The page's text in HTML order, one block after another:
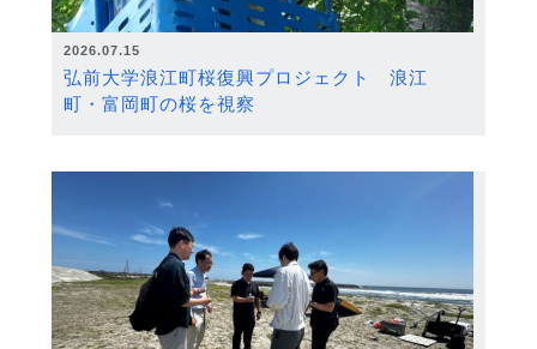
2026.07.15
弘前大学浪江町桜復興プロジェクト 浪江
町・富岡町の桜を視察